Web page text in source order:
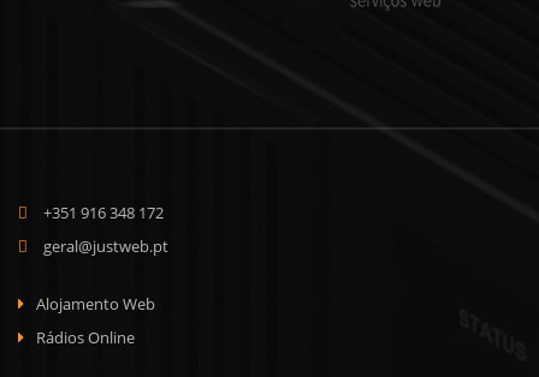
+351 916 348 172
geral@justweb.pt
Alojamento Web
Rádios Online